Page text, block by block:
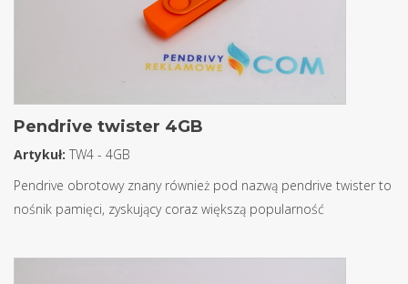
Pendrive twister 4GB
Artykuł: TW4 - 4GB
Pendrive obrotowy znany również pod nazwą pendrive twister to
nośnik pamięci, zyskujący coraz większą popularność